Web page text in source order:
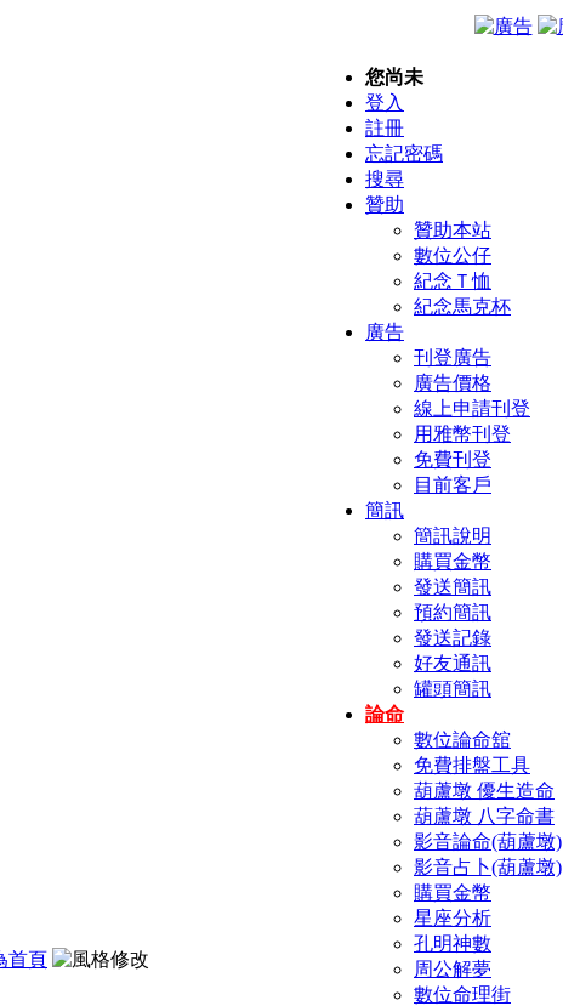
您尚未
登入
註冊
忘記密碼
搜尋
贊助
贊助本站
數位公仔
紀念Ｔ恤
紀念馬克杯
廣告
刊登廣告
廣告價格
線上申請刊登
用雅幣刊登
免費刊登
目前客戶
簡訊
簡訊說明
購買金幣
發送簡訊
預約簡訊
發送記錄
好友通訊
罐頭簡訊
論命
數位論命舘
免費排盤工具
葫蘆墩 優生造命
葫蘆墩 八字命書
影音論命(葫蘆墩)
影音占卜(葫蘆墩)
購買金幣
星座分析
孔明神數
周公解夢
數位命理街